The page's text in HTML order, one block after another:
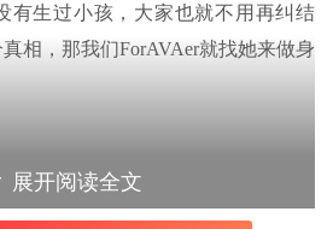
有生过小孩，大家也就不用再纠结
相，那我们ForAVAer就找她来做身
看完整图文
展开阅读全文